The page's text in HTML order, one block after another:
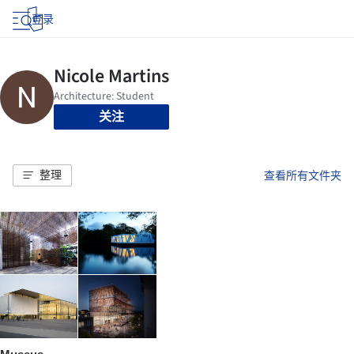
登录
关注
整理 查看所有文件夹